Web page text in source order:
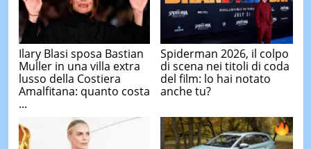
Ilary Blasi sposa Bastian
Muller in una villa extra
lusso della Costiera
Amalfitana: quanto costa
...
Spiderman 2026, il colpo
di scena nei titoli di coda
del film: lo hai notato
anche tu?